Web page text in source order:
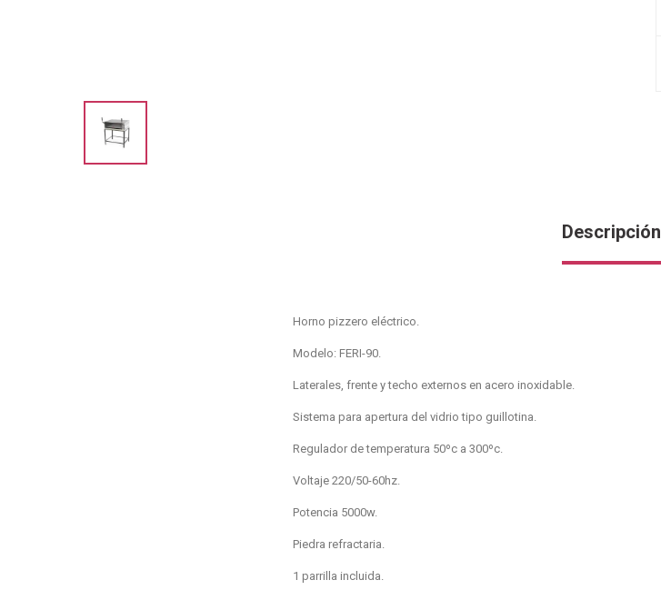
Descripción
Horno pizzero eléctrico.
Modelo: FERI-90.
Laterales, frente y techo externos en acero inoxidable.
Sistema para apertura del vidrio tipo guillotina.
Regulador de temperatura 50ºc a 300ºc.
Voltaje 220/50-60hz.
Potencia 5000w.
Piedra refractaria.
1 parrilla incluida.